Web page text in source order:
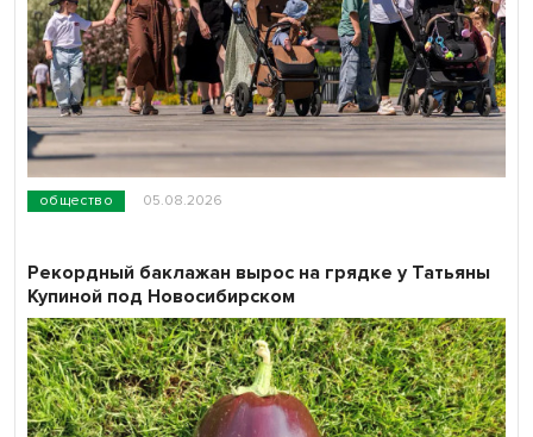
общество 05.08.2026
Рекордный баклажан вырос на грядке у Татьяны
Купиной под Новосибирском